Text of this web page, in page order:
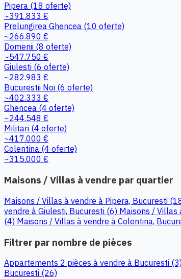
Pipera (18 oferte)
~391.833 €
Prelungirea Ghencea (10 oferte)
~266.890 €
Domenii (8 oferte)
~547.750 €
Giulesti (6 oferte)
~282.983 €
Bucurestii Noi (6 oferte)
~402.333 €
Ghencea (4 oferte)
~244.548 €
Militari (4 oferte)
~417.000 €
Colentina (4 oferte)
~315.000 €
Maisons / Villas à vendre par quartier
Maisons / Villas à vendre à Pipera, Bucuresti
vendre à Giulesti, Bucuresti (6) Maisons / Villas
(4) Maisons / Villas à vendre à Colentina,
Filtrer par nombre de pièces
Appartements 2 pièces à vendre à Bucuresti (3)
Bucuresti (26)